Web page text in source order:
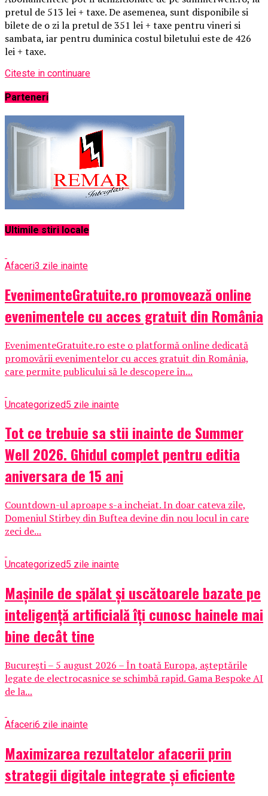
pretul de 513 lei + taxe. De asemenea, sunt disponibile si
bilete de o zi la pretul de 351 lei + taxe pentru vineri si
sambata, iar pentru duminica costul biletului este de 426
lei + taxe.
Citeste in continuare
Parteneri
Ultimile stiri locale
Afaceri3 zile inainte
EvenimenteGratuite.ro promovează online
evenimentele cu acces gratuit din România
EvenimenteGratuite.ro este o platformă online dedicată
promovării evenimentelor cu acces gratuit din România,
care permite publicului să le descopere în...
Uncategorized5 zile inainte
Tot ce trebuie sa stii inainte de Summer
Well 2026. Ghidul complet pentru editia
aniversara de 15 ani
Countdown-ul aproape s-a incheiat. In doar cateva zile,
Domeniul Stirbey din Buftea devine din nou locul in care
zeci de...
Uncategorized5 zile inainte
Mașinile de spălat și uscătoarele bazate pe
inteligență artificială îți cunosc hainele mai
bine decât tine
București – 5 august 2026 – În toată Europa, așteptările
legate de electrocasnice se schimbă rapid. Gama Bespoke AI
de la...
Afaceri6 zile inainte
Maximizarea rezultatelor afacerii prin
strategii digitale integrate și eficiente